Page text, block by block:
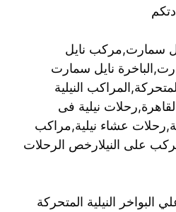
سمارت,مركب نايل
نايل سمارت
النيلية
نيلية فى
عشاء نيلية,مراكب
على النيلارخص الرحلات
البواخر النيلية المتحركة